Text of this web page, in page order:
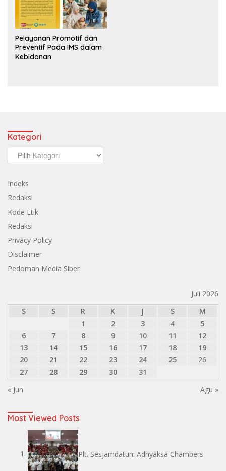
Pelayanan Promotif dan
Preventif Pada IMS dalam
Kebidanan
Kategori
Kategori
Indeks
Redaksi
Kode Etik
Redaksi
Privacy Policy
Disclaimer
Pedoman Media Siber
Juli 2026
S
S R K J S
M
1
2 3 4
5
6
7 8 9 10 11
12
13
14 15 16 17 18
19
20
21 22 23 24 25
26
27
28 29 30
31
« Jun
Agu »
Most Viewed Posts
Plt. Sesjamdatun: Adhyaksa Chambers